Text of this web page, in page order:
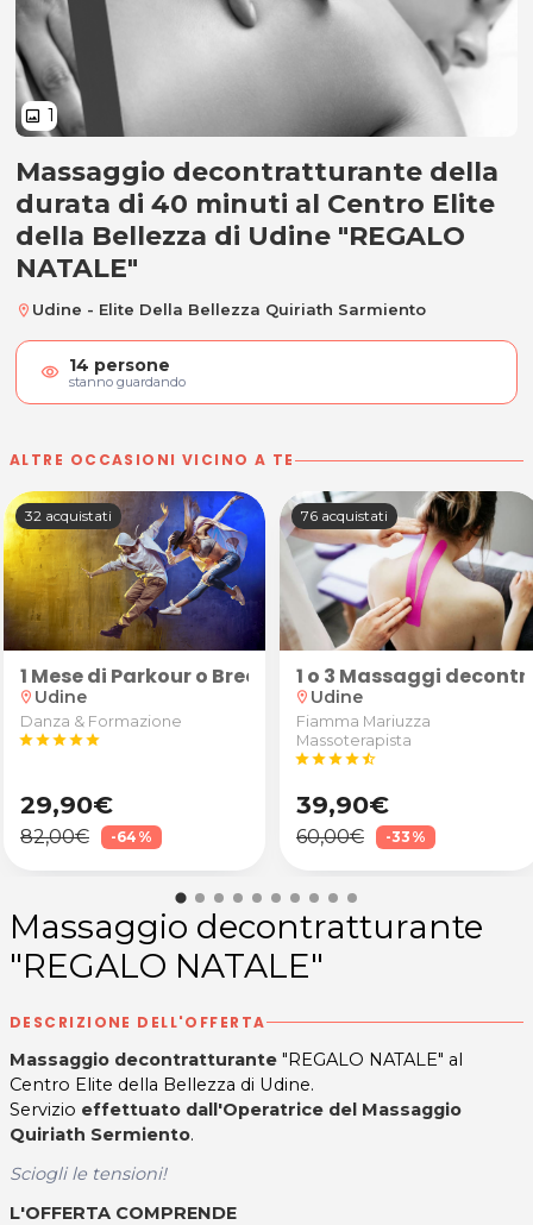
image 1
Massaggio decontratturante
Massaggio decontratturante della
durata di 40 minuti al Centro Elite
della Bellezza di Udine "REGALO
NATALE"
location_on Udine - Elite Della Bellezza Quiriath Sarmiento
visibility 14 persone
stanno guardando
ALTRE OCCASIONI VICINO A TE
da Elite della Bellezza a Udine
laser diodo zona a scelta allo Studio Aralea
32 acquistati
1 Mese di Parkour o Breakdance
location_on Udine
Danza & Formazione
starstarstarstarstar
29,90€
82,00€ -64%
76 acquistati
1 o 3 Massaggi
location_on Udine
Fiamma Mariuzza
Massoterapista
starstarstarstarstar_half
39,90€
60,00€ -33%
Massaggio decontratturante
"REGALO NATALE"
DESCRIZIONE DELL'OFFERTA
Massaggio decontratturante "REGALO NATALE" al
Centro Elite della Bellezza di Udine.
Servizio effettuato dall'Operatrice del Massaggio
Quiriath Sermiento.
Sciogli le tensioni!
L'OFFERTA COMPRENDE